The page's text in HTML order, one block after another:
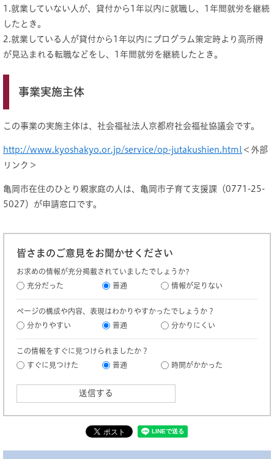
1.就業していない人が、貸付から1年以内に就職し、1年間就労を継続
したとき。
2.就業している人が貸付から1年以内にプログラム策定時より高所得
が見込まれる転職などをし、1年間就労を継続したとき。
事業実施主体
この事業の実施主体は、社会福祉法人京都府社会福祉協議会です。
http://www.kyoshakyo.or.jp/service/op-jutakushien.html ＜外部
リンク＞
亀岡市在住のひとり親家庭の人は、亀岡市子育て支援課（0771-25-
5027）が申請窓口です。
皆さまのご意見をお聞かせください
お求めの情報が充分掲載されていましたでしょうか?
充分だった
普通 情報が足りない
ページの構成や内容、表現はわかりやすかったでしょうか？
分かりやすい
普通 分かりにくい
この情報をすぐに見つけられましたか？
すぐに見つけた
普通 時間がかかった